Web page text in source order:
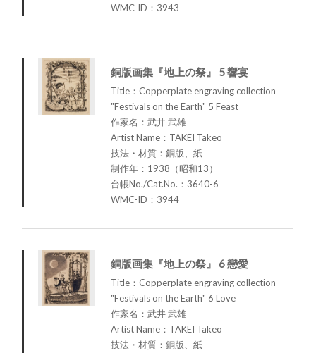
WMC-ID：3943
銅版画集『地上の祭』 5 響宴
Title：Copperplate engraving collection
"Festivals on the Earth" 5 Feast
作家名：武井 武雄
Artist Name：TAKEI Takeo
技法・材質：銅版、紙
制作年：1938（昭和13）
台帳No./Cat.No.：3640-6
WMC-ID：3944
銅版画集『地上の祭』 6 戀愛
Title：Copperplate engraving collection
"Festivals on the Earth" 6 Love
作家名：武井 武雄
Artist Name：TAKEI Takeo
技法・材質：銅版、紙